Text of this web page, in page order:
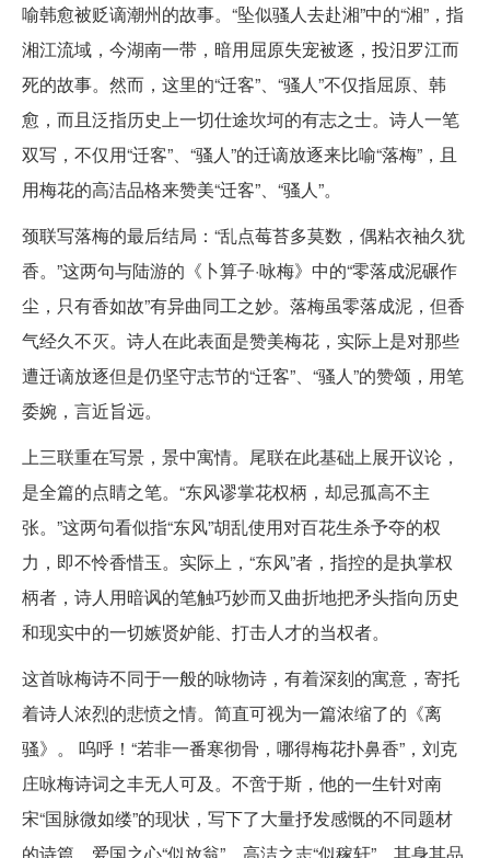
喻韩愈被贬谪潮州的故事。“坠似骚人去赴湘”中的“湘”，指
湘江流域，今湖南一带，暗用屈原失宠被逐，投汨罗江而
死的故事。然而，这里的“迁客”、“骚人”不仅指屈原、韩
愈，而且泛指历史上一切仕途坎坷的有志之士。诗人一笔
双写，不仅用“迁客”、“骚人”的迁谪放逐来比喻“落梅”，且
用梅花的高洁品格来赞美“迁客”、“骚人”。
颈联写落梅的最后结局：“乱点莓苔多莫数，偶粘衣袖久犹
香。”这两句与陆游的《卜算子·咏梅》中的“零落成泥碾作
尘，只有香如故”有异曲同工之妙。落梅虽零落成泥，但香
气经久不灭。诗人在此表面是赞美梅花，实际上是对那些
遭迁谪放逐但是仍坚守志节的“迁客”、“骚人”的赞颂，用笔
委婉，言近旨远。
上三联重在写景，景中寓情。尾联在此基础上展开议论，
是全篇的点睛之笔。“东风谬掌花权柄，却忌孤高不主
张。”这两句看似指“东风”胡乱使用对百花生杀予夺的权
力，即不怜香惜玉。实际上，“东风”者，指控的是执掌权
柄者，诗人用暗讽的笔触巧妙而又曲折地把矛头指向历史
和现实中的一切嫉贤妒能、打击人才的当权者。
这首咏梅诗不同于一般的咏物诗，有着深刻的寓意，寄托
着诗人浓烈的悲愤之情。简直可视为一篇浓缩了的《离
骚》。 呜呼！“若非一番寒彻骨，哪得梅花扑鼻香”，刘克
庄咏梅诗词之丰无人可及。不啻于斯，他的一生针对南
宋“国脉微如缕”的现状，写下了大量抒发感慨的不同题材